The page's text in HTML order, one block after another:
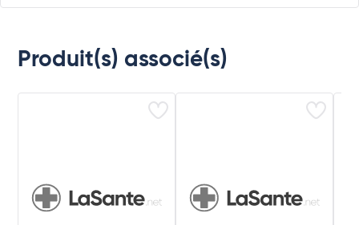
Produit(s) associé(s)